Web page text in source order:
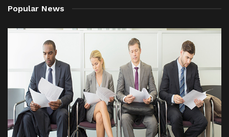
Popular News